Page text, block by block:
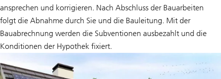
n
e
n
l
r
e
n
ansprechen und korrigieren. Nach Abschluss der Bauarbeiten
folgt die Abnahme durch Sie und die Bauleitung. Mit der
Bauabrechnung werden die Subventionen ausbezahlt und die
Konditionen der Hypothek fixiert.